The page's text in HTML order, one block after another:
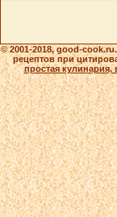
© 2001-2018, good-
рецептов при
простая